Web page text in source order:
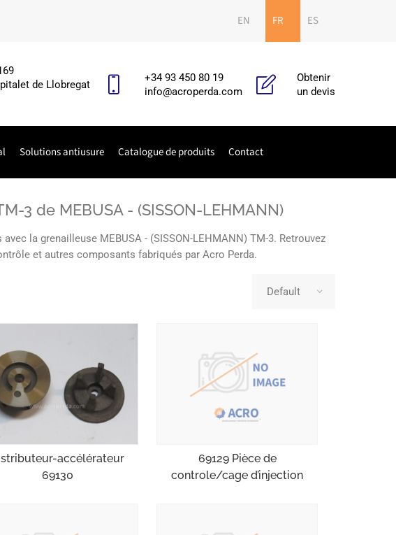
EN FR ES
de Llobregat
+34 93 450 80 19
info@acroperda.com
Obtenir
un devis
Solutions antiusure Catalogue de produits Contact
3 de MEBUSA - (SISSON-LEHMANN)
la grenailleuse MEBUSA - (SISSON-LEHMANN) TM-3. Retrouvez
et autres composants fabriqués par Acro Perda.
accélérateur
69130
69129 Pièce de
controle/cage d’injection